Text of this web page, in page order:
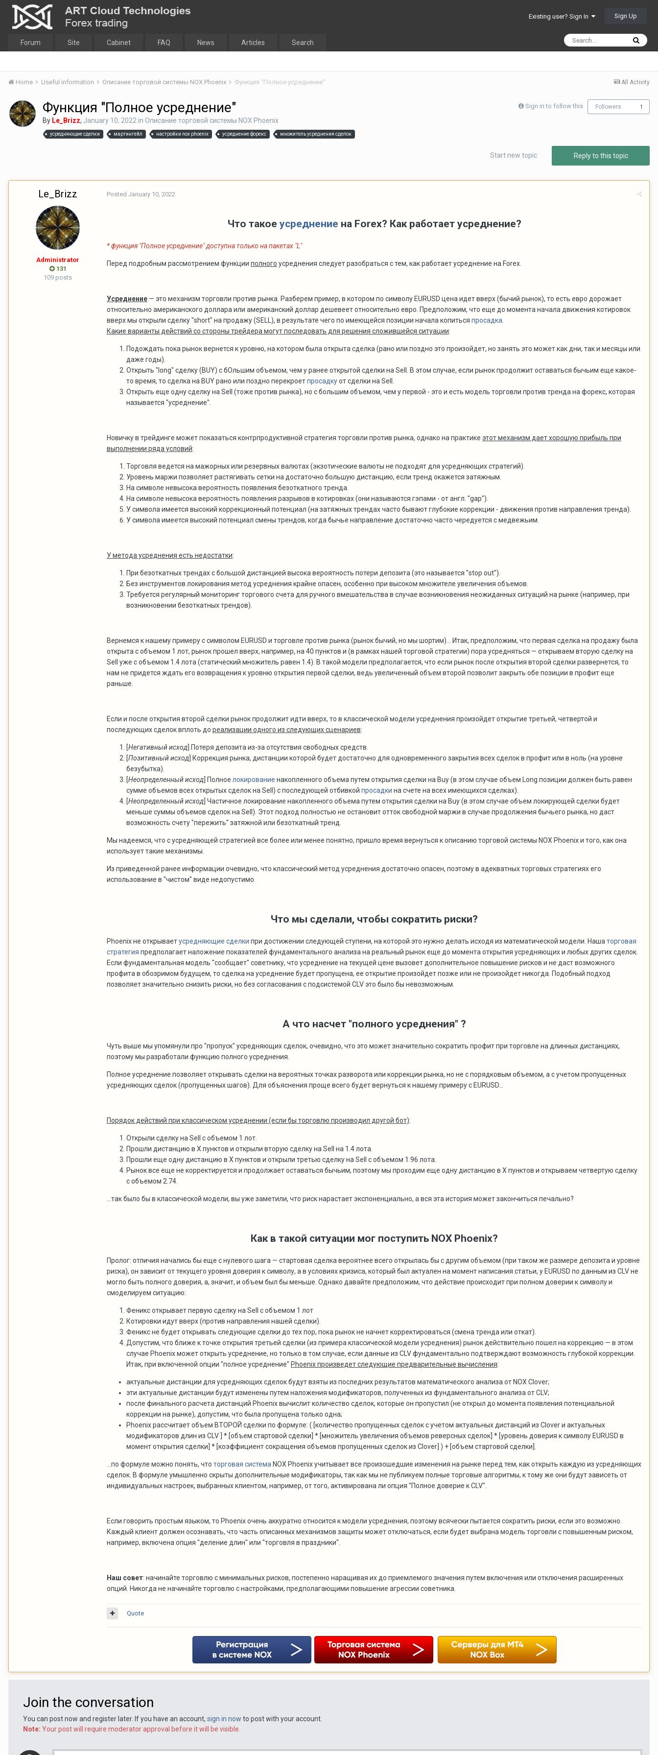
Existing user? Sign In Sign Up
Forum Site Cabinet FAQ News Articles Search
All Activity
Home Useful information Описание торговой системы NOX Phoenix Функция "Полное усреднение"
Sign in to follow this Followers 1
Функция "Полное усреднение"
By Le_Brizz, January 10, 2022 in Описание торговой системы NOX Phoenix
усредняющие сделки мартингейл настройки nox phoenix усреднение форекс множитель усреднения сделок
Reply to this topic
Start new topic
Le_Brizz
Administrator
131
109 posts
Posted January 10, 2022
Что такое усреднение на Forex? Как работает усреднение?
* функция "Полное усреднение" доступна только на пакетах "L"
Перед подробным рассмотрением функции полного усреднения следует разобраться с тем, как работает усреднение на Forex.
Усреднение — это механизм торговли против рынка. Разберем пример, в котором по символу EURUSD цена идет вверх (бычий рынок), то есть евро дорожает
относительно американского доллара или американский доллар дешевеет относительно евро. Предположим, что еще до момента начала движения котировок
вверх мы открыли сделку "short" на продажу (SELL), в результате чего по имеющейся позиции начала копиться просадка.
Какие варианты действий со стороны трейдера могут последовать для решения сложившейся ситуации:
Подождать пока рынок вернется к уровню, на котором была открыта сделка (рано или поздно это произойдет, но занять это может как дни, так и месяцы или
даже годы).
Открыть "long" сделку (BUY) с бОльшим объемом, чем у ранее открытой сделки на Sell. В этом случае, если рынок продолжит оставаться бычьим еще какое-
то время, то сделка на BUY рано или поздно перекроетпросадкуот сделки на Sell.
Открыть еще одну сделку на Sell (тоже против рынка), но с большим объемом, чем у первой - это и есть модель торговли против тренда на форекс, которая
называется "усреднение".
Новичку в трейдинге может показаться контрпродуктивной стратегия торговли против рынка, однако на практике этот механизм дает хорошую прибыль при
выполнении ряда условий:
Торговля ведется на мажорных или резервных валютах (экзотические валюты не подходят для усредняющих стратегий).
Уровень маржи позволяет растягивать сетки на достаточно большую дистанцию, если тренд окажется затяжным.
На символе невысока вероятность появления безоткатного тренда.
На символе невысока вероятность появления разрывов в котировках (они называются гэпами - от англ. "gap").
У символа имеется высокий коррекционный потенциал (на затяжных трендах часто бывают глубокие коррекции - движения против направления тренда).
У символа имеется высокий потенциал смены трендов, когда бычье направление достаточно часто чередуется с медвежьим.
У метода усреднения есть недостатки:
При безоткатных трендах с большой дистанцией высока вероятность потери депозита (это называется "stop out").
Без инструментов локирования метод усреднения крайне опасен, особенно при высоком множителе увеличения объемов.
Требуется регулярный мониторинг торгового счета для ручного вмешательства в случае возникновения неожиданных ситуаций на рынке (например, при
возникновении безоткатных трендов).
Вернемся к нашему примеру с символом EURUSD и торговле против рынка (рынок бычий, но мы шортим)... Итак, предположим, что первая сделка на продажу была
открыта с объемом 1 лот, рынок прошел вверх, например, на 40 пунктов и (в рамках нашей торговой стратегии) пора усредняться — открываем вторую сделку на
Sell уже с объемом 1.4 лота (статический множитель равен 1.4). В такой модели предполагается, что если рынок после открытия второй сделки развернется, то
нам не придется ждать его возвращения к уровню открытия первой сделки, ведь увеличенный объем второй позволит закрыть обе позиции в профит еще
раньше.
Если и после открытия второй сделки рынок продолжит идти вверх, то в классической модели усреднения произойдет открытие третьей, четвертой и
последующих сделок вплоть до реализации одного из следующих сценариев:
[Негативный исход ] Потеря депозита из-за отсутствия свободных средств.
[Позитивный исход ] Коррекция рынка, дистанции которой будет достаточно для одновременного закрытия всех сделок в профит или в ноль (на уровне
безубытка).
[Неопределенный исход ] Полное локирование накопленного объема путем открытия сделки на Buy (в этом случае объем Long позиции должен быть равен
сумме объемов всех открытых сделок на Sell) с последующей отбивкой просадки на счете на всех имеющихся сделках).
[Неопределенный исход ] Частичное локирование накопленного объема путем открытия сделки на Buy (в этом случае объем локирующей сделки будет
меньше суммы объемов сделок на Sell). Этот подход полностью не остановит отток свободной маржи в случае продолжения бычьего рынка, но даст
возможность счету "пережить" затяжной или безоткатный тренд.
Мы надеемся, что с усредняющей стратегией все более или менее понятно, пришло время вернуться к описанию торговой системы NOX Phoenix и того, как она
использует такие механизмы.
Из приведенной ранее информации очевидно, что классический метод усреднения достаточно опасен, поэтому в адекватных торговых стратегиях его
использование в "чистом" виде недопустимо.
Что мы сделали, чтобы сократить риски?
Phoenix не открываетусредняющие сделки при достижении следующей ступени, на которой это нужно делать исходя из математической модели. Нашаторговая
стратегия предполагает наложение показателей фундаментального анализа на реальный рынок еще до момента открытия усредняющих и любых других сделок.
Если фундаментальная модель "сообщает" советнику, что усреднение на текущей цене вызовет дополнительное повышение рисков и не даст возможного
профита в обозримом будущем, то сделка на усреднение будет пропущена, ее открытие произойдет позже или не произойдет никогда. Подобный подход
позволяет значительно снизить риски, но без согласования с подсистемой CLV это было бы невозможным.
А что насчет "полного усреднения" ?
Чуть выше мы упомянули про "пропуск" усредняющих сделок, очевидно, что это может значительно сократить профит при торговле на длинных дистанциях,
поэтому мы разработали функцию полного усреднения.
Полное усреднение позволяет открывать сделки на вероятных точках разворота или коррекции рынка, но не с порядковым объемом, а с учетом пропущенных
усредняющих сделок (пропущенных шагов). Для объяснения проще всего будет вернуться к нашему примеру с EURUSD...
Порядок действий при классическом усреднении (если бы торговлю производил другой бот):
Открыли сделку на Sell с объемом 1 лот.
Прошли дистанцию в Х пунктов и открыли вторую сделку на Sell на 1.4 лота.
Прошли еще одну дистанцию в Х пунктов и открыли третью сделку на Sell с объемом 1.96 лота.
Рынок все еще не корректируется и продолжает оставаться бычьим, поэтому мы проходим еще одну дистанцию в Х пунктов и открываем четвертую сделку
с объемом 2.74.
...так было бы в классической модели, вы уже заметили, что риск нарастает экспоненциально, а вся эта история может закончиться печально?
Как в такой ситуации мог поступить NOX Phoenix?
Пролог: отличия начались бы еще с нулевого шага — стартовая сделка вероятнее всего открылась бы с другим объемом (при таком же размере депозита и уровне
риска), он зависит от текущего уровня доверия к символу, а в условиях кризиса, который был актуален на момент написания статьи, у EURUSD по данным из CLV не
могло быть полного доверия, а, значит, и объем был бы меньше. Однако давайте предположим, что действие происходит при полном доверии к символу и
смоделируем ситуацию:
Феникс открывает первую сделку на Sell с объемом 1 лот
Котировки идут вверх (против направления нашей сделки).
Феникс не будет открывать следующие сделки до тех пор, пока рынок не начнет корректироваться (смена тренда или откат).
Допустим, что ближе к точке открытия третьей сделки (из примера классической модели усреднения) рынок действительно пошел на коррекцию — в этом
случае Phoenix может открыть усреднение, но только в том случае, если данные из CLV фундаментально подтверждают возможность глубокой коррекции.
Итак, при включенной опции "полное усреднение" Phoenix произведет следующие предварительные вычисления:
актуальные дистанции для усредняющих сделок будут взяты из последних результатов математического анализа от NOX Clover;
эти актуальные дистанции будут изменены путем наложения модификаторов, полученных из фундаментального анализа от CLV;
после финального расчета дистанций Phoenix вычислит количество сделок, которые он пропустил (не открыл до момента появления потенциальной
коррекции на рынке), допустим, что была пропущена только одна;
Phoenix рассчитает объем ВТОРОЙ сделки по формуле: ( [количество пропущенных сделок с учетом актуальных дистанций из Clover и актуальных
модификаторов длин из CLV ] * [объем стартовой сделки] * [множитель увеличения объемов реверсных сделок] * [уровень доверия к символу EURUSD в
момент открытия сделки] * [коэффициент сокращения объемов пропущенных сделок из Clover] ) + [объем стартовой сделки].
...по формуле можно понять, что торговая система NOX Phoenix учитывает все произошедшие изменения на рынке перед тем, как открыть каждую из усредняющих
сделок. В формуле умышленно скрыты дополнительные модификаторы, так как мы не публикуем полные торговые алгоритмы, к тому же они будут зависеть от
индивидуальных настроек, выбранных клиентом, например, от того, активирована ли опция "Полное доверие к CLV".
Если говорить простым языком, то Phoenix очень аккуратно относится к модели усреднения, поэтому всячески пытается сократить риски, если это возможно.
Каждый клиент должен осознавать, что часть описанных механизмов защиты может отключаться, если будет выбрана модель торговли с повышенным риском,
например, включена опция "деление длин" или "торговля в праздники".
Наш совет: начинайте торговлю с минимальных рисков, постепенно наращивая их до приемлемого значения путем включения или отключения расширенных
опций. Никогда не начинайте торговлю с настройками, предполагающими повышение агрессии советника.
Quote
Join the conversation
You can post now and register later. If you have an account, sign in now to post with your account.
Note: Your post will require moderator approval before it will be visible.